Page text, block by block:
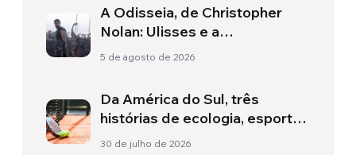
A Odisseia, de Christopher
Nolan: Ulisses e a
necessidade de um novo
5 de agosto de 2026
Da América do Sul, três
histórias de ecologia, esporte
e saúde
30 de julho de 2026